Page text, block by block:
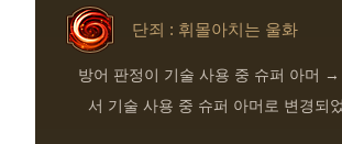
단죄 : 휘몰아치는 울화
방어 판정이 기술 사용 중 슈퍼 아머 →
서 기술 사용 중 슈퍼 아머로 변경되